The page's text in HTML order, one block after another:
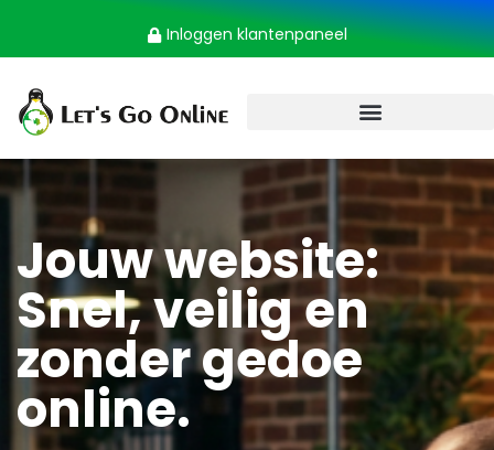
Inloggen klantenpaneel
Jouw website:
Snel, veilig en
zonder gedoe
online.